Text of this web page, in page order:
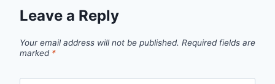
Leave a Reply
Your email address will not be published. Required fields are
marked *